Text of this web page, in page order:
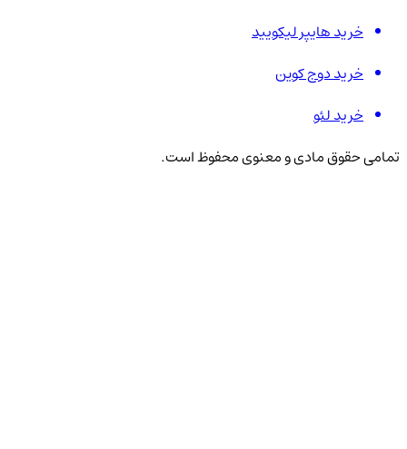
خرید هایپر لیکویید
خرید دوج کوین
خرید لئو
تمامی حقوق مادی و معنوی محفوظ است.